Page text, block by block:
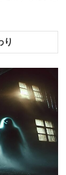
り